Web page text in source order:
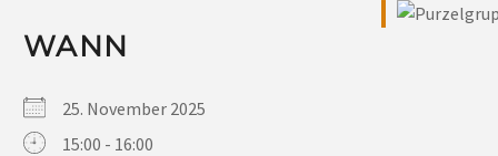
WANN
25. November 2025
15:00 - 16:00